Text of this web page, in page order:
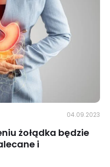
04.09.2023
żołądka będzie
i